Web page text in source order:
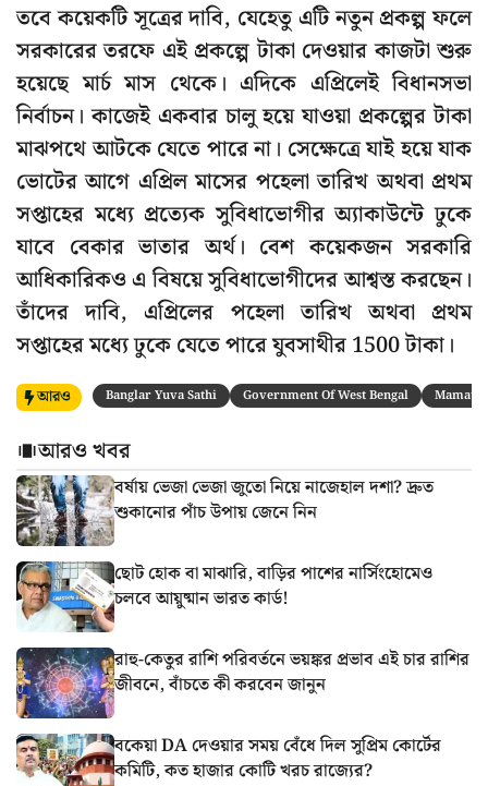
তবে কয়েকটি সূত্রের দাবি, যেহেতু এটি নতুন প্রকল্প ফলে
সরকারের তরফে এই প্রকল্পে টাকা দেওয়ার কাজটা শুরু
হয়েছে মার্চ মাস থেকে। এদিকে এপ্রিলেই বিধানসভা
নির্বাচন। কাজেই একবার চালু হয়ে যাওয়া প্রকল্পের টাকা
মাঝপথে আটকে যেতে পারে না। সেক্ষেত্রে যাই হয়ে যাক
ভোটের আগে এপ্রিল মাসের পহেলা তারিখ অথবা প্রথম
সপ্তাহের মধ্যে প্রত্যেক সুবিধাভোগীর অ্যাকাউন্টে ঢুকে
যাবে বেকার ভাতার অর্থ। বেশ কয়েকজন সরকারি
আধিকারিকও এ বিষয়ে সুবিধাভোগীদের আশ্বস্ত করছেন।
তাঁদের দাবি, এপ্রিলের পহেলা তারিখ অথবা প্রথম
সপ্তাহের মধ্যে ঢুকে যেতে পারে যুবসাথীর 1500 টাকা।
আরও Banglar Yuva Sathi Government Of West Bengal Mamata
আরও খবর
বর্ষায় ভেজা ভেজা জুতো নিয়ে নাজেহাল দশা? দ্রুত
শুকানোর পাঁচ উপায় জেনে নিন
ছোট হোক বা মাঝারি, বাড়ির পাশের নার্সিংহোমেও
চলবে আয়ুষ্মান ভারত কার্ড!
রাহু-কেতুর রাশি পরিবর্তনে ভয়ঙ্কর প্রভাব এই চার রাশির
জীবনে, বাঁচতে কী করবেন জানুন
বকেয়া DA দেওয়ার সময় বেঁধে দিল সুপ্রিম কোর্টের
কমিটি, কত হাজার কোটি খরচ রাজ্যের?